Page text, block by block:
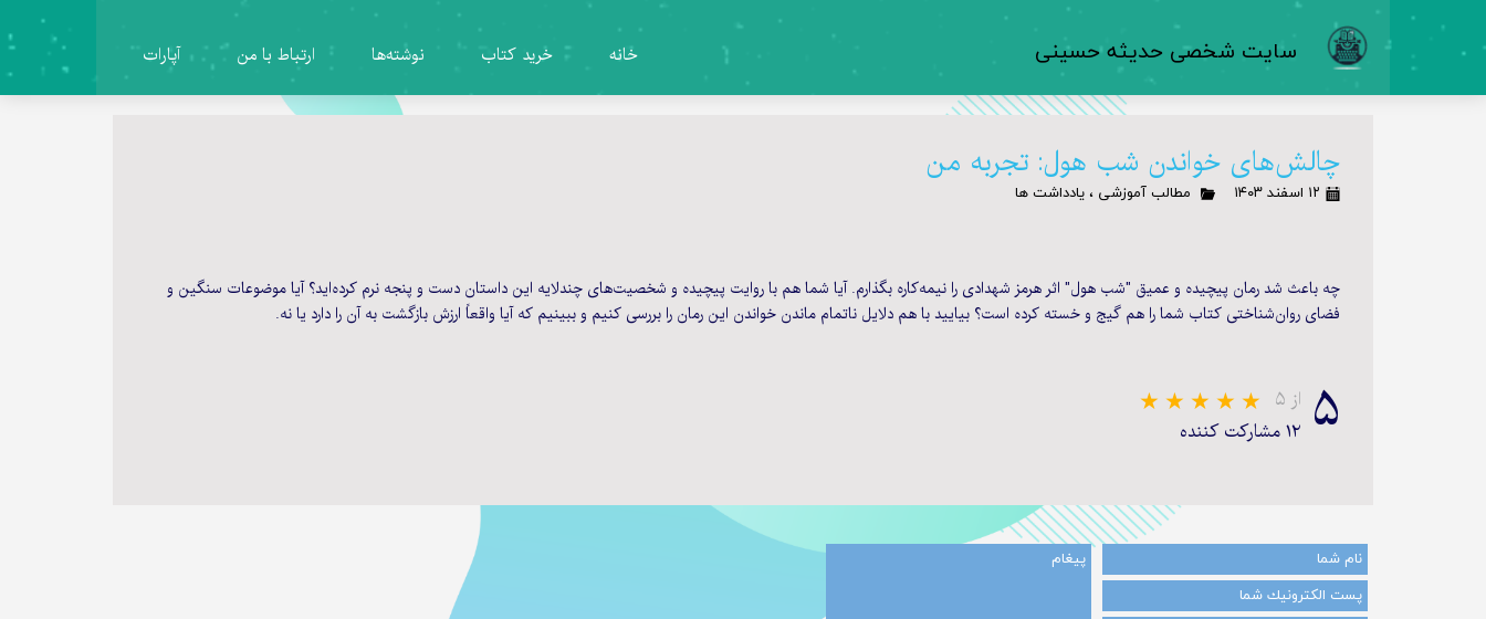
خانه خرید کتاب نوشته‌ها ارتباط با من آپارات ​سایت شخصی حدیثه حسینی
چالش‌های خواندن شب هول: تجربه من
۱۲ اسفند ۱۴۰۳ مطالب آموزشی ، یادداشت ها
چه باعث شد رمان پیچیده و عمیق "شب هول" اثر هرمز شهدادی را نیمه‌کاره بگذارم. آیا شما هم با روایت پیچیده و شخصیت‌های چندلایه این داستان دست و پنجه نرم کرده‌اید؟ آیا موضوعات سنگین و
فضای روان‌شناختی کتاب شما را هم گیج و خسته کرده است؟ بیایید با هم دلایل ناتمام ماندن خواندن این رمان را بررسی کنیم و ببینیم که آیا واقعاً ارزش بازگشت به آن را دارد یا نه.
۵ از ۵
۱۲ مشارکت کننده